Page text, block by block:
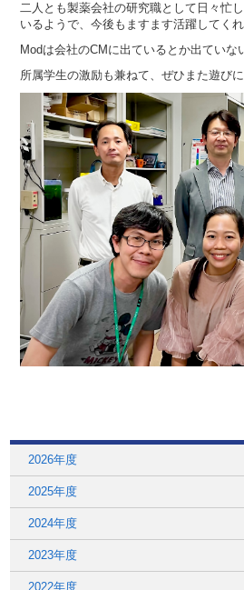
二人とも製薬会社の研究職として日々忙
いるようで、今後もますます活躍してく
Modは会社のCMに出ているとか出ていな
所属学生の激励も兼ねて、ぜひまた遊びに
2026年度
2025年度
2024年度
2023年度
2022年度